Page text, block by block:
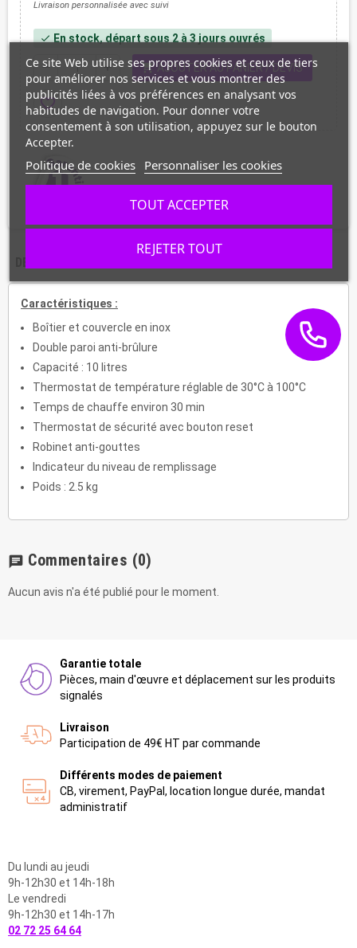
Livraison personnalisée avec suivi
check En stock, départ sous 2 à 3 jours ouvrés
remove add shopping_cartAJOUTER AU PANIER / DEVIS
favorite_border
Caractéristiques :
Boîtier et couvercle en inox
Double paroi anti-brûlure
Capacité : 10 litres
Thermostat de température réglable de 30°C à 100°C
Temps de chauffe environ 30 min
Thermostat de sécurité avec bouton reset
Robinet anti-gouttes
Indicateur du niveau de remplissage
Poids : 2.5 kg
chat Commentaires (0)
Aucun avis n'a été publié pour le moment.
Garantie totale
Pièces, main d'œuvre et déplacement sur les produits
signalés
Livraison
Participation de 49€ HT par commande
Différents modes de paiement
CB, virement, PayPal, location longue durée, mandat
administratif
Du lundi au jeudi
9h-12h30 et 14h-18h
Le vendredi
9h-12h30 et 14h-17h
02 72 25 64 64
Ce site Web utilise ses propres cookies et ceux de tiers
pour améliorer nos services et vous montrer des
publicités liées à vos préférences en analysant vos
habitudes de navigation. Pour donner votre
consentement à son utilisation, appuyez sur le bouton
Accepter.
Politique de cookies Personnaliser les cookies
REJETER TOUT
TOUT ACCEPTER